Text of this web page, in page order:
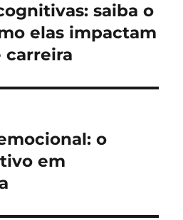
saiba o
elas impactam
carreira
o
em